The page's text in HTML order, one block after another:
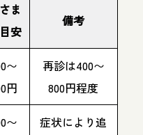
ま
安
備考
〜
円
再診は400〜
800円程度
〜
症状により追